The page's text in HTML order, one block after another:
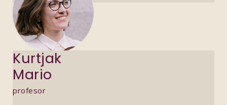
Kurtjak
Mario
profesor